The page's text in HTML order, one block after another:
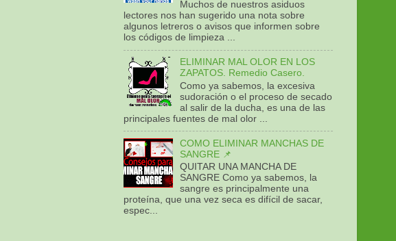
Muchos de nuestros asiduos
lectores nos han sugerido una nota sobre
algunos letreros o avisos que informen sobre
los códigos de limpieza ...
ELIMINAR MAL OLOR EN LOS
ZAPATOS. Remedio Casero.
Como ya sabemos, la excesiva
sudoración o el proceso de secado
al salir de la ducha, es una de las
principales fuentes de mal olor ...
COMO ELIMINAR MANCHAS DE
SANGRE 📌
QUITAR UNA MANCHA DE
SANGRE Como ya sabemos, la
sangre es principalmente una
proteína, que una vez seca es difícil de sacar,
espec...